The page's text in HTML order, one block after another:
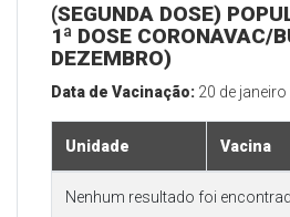
(SEGUNDA DOSE)
1ª DOSE CORONAVAC/
DEZEMBRO)
Data de Vacinação: 20 de janeiro
Unidade Vacina
Nenhum resultado foi